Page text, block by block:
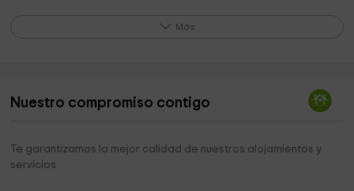
Parroquia de San Pedro 1,7 km
Ayuntamiento de Luquin
Más
Nuestro compromiso contigo
Te garantizamos la mejor calidad de nuestros alojamientos y
servicios